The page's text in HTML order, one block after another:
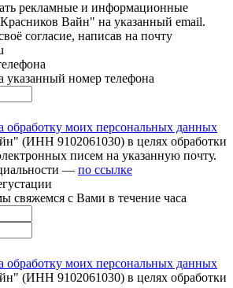
рекламные и информационные
Вайн" на указанный email.
согласие, написав на почту
номер телефона
обработку моих персональных данных
(ИНН 9102061030) в целях обработки
писем на указанную почту.
— по ссылке
свяжемся с Вами в течение часа
обработку моих персональных данных
(ИНН 9102061030) в целях обработки